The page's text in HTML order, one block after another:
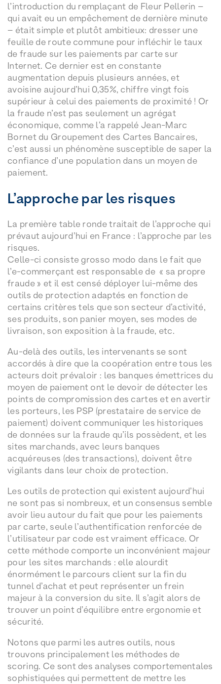
l’introduction du remplaçant de Fleur Pellerin –
qui avait eu un empêchement de dernière minute
– était simple et plutôt ambitieux: dresser une
feuille de route commune pour infléchir le taux
de fraude sur les paiements par carte sur
Internet. Ce dernier est en constante
augmentation depuis plusieurs années, et
avoisine aujourd’hui 0,35%, chiffre vingt fois
supérieur à celui des paiements de proximité ! Or
la fraude n’est pas seulement un agrégat
économique, comme l’a rappelé Jean-Marc
Bornet du Groupement des Cartes Bancaires,
c’est aussi un phénomène susceptible de saper la
confiance d’une population dans un moyen de
paiement.
L’approche par les risques
La première table ronde traitait de l’approche qui
prévaut aujourd’hui en France : l’approche par les
risques.
Celle-ci consiste grosso modo dans le fait que
l’e-commerçant est responsable de « sa propre
fraude » et il est censé déployer lui-même des
outils de protection adaptés en fonction de
certains critères tels que son secteur d’activité,
ses produits, son panier moyen, ses modes de
livraison, son exposition à la fraude, etc.
Au-delà des outils, les intervenants se sont
accordés à dire que la coopération entre tous les
acteurs doit prévaloir : les banques émettrices du
moyen de paiement ont le devoir de détecter les
points de compromission des cartes et en avertir
les porteurs, les PSP (prestataire de service de
paiement) doivent communiquer les historiques
de données sur la fraude qu’ils possèdent, et les
sites marchands, avec leurs banques
acquéreuses (des transactions), doivent être
vigilants dans leur choix de protection.
Les outils de protection qui existent aujourd’hui
ne sont pas si nombreux, et un consensus semble
avoir lieu autour du fait que pour les paiements
par carte, seule l’authentification renforcée de
l’utilisateur par code est vraiment efficace. Or
cette méthode comporte un inconvénient majeur
pour les sites marchands : elle alourdit
énormément le parcours client sur la fin du
tunnel d’achat et peut représenter un frein
majeur à la conversion du site. Il s’agit alors de
trouver un point d’équilibre entre ergonomie et
sécurité.
Notons que parmi les autres outils, nous
trouvons principalement les méthodes de
scoring. Ce sont des analyses comportementales
sophistiquées qui permettent de mettre les